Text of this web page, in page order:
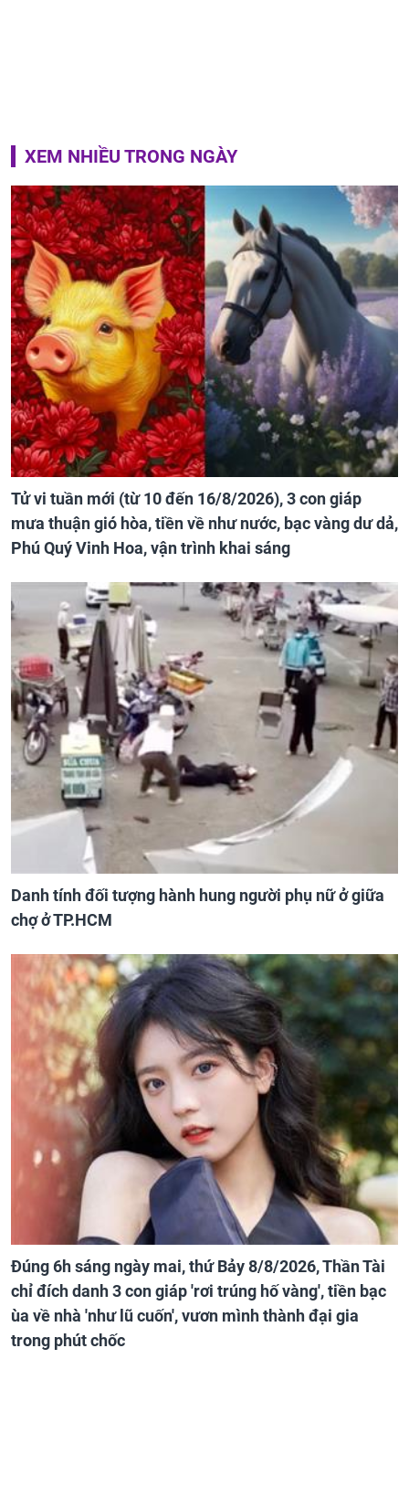
XEM NHIỀU TRONG NGÀY
Tử vi tuần mới (từ 10 đến 16/8/2026), 3 con giáp
mưa thuận gió hòa, tiền về như nước, bạc vàng dư dả,
Phú Quý Vinh Hoa, vận trình khai sáng
Danh tính đối tượng hành hung người phụ nữ ở giữa
chợ ở TP.HCM
Đúng 6h sáng ngày mai, thứ Bảy 8/8/2026, Thần Tài
chỉ đích danh 3 con giáp 'rơi trúng hố vàng', tiền bạc
ùa về nhà 'như lũ cuốn', vươn mình thành đại gia
trong phút chốc